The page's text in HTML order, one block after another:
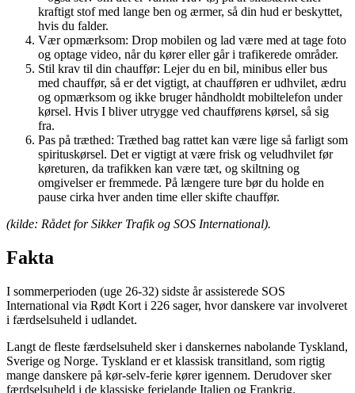
kraftigt stof med lange ben og ærmer, så din hud er beskyttet,
hvis du falder.
Vær opmærksom: Drop mobilen og lad være med at tage foto
og optage video, når du kører eller går i trafikerede områder.
Stil krav til din chauffør: Lejer du en bil, minibus eller bus
med chauffør, så er det vigtigt, at chaufføren er udhvilet, ædru
og opmærksom og ikke bruger håndholdt mobiltelefon under
kørsel. Hvis I bliver utrygge ved chaufførens kørsel, så sig
fra.
Pas på træthed: Træthed bag rattet kan være lige så farligt som
spirituskørsel. Det er vigtigt at være frisk og veludhvilet før
køreturen, da trafikken kan være tæt, og skiltning og
omgivelser er fremmede. På længere ture bør du holde en
pause cirka hver anden time eller skifte chauffør.
(kilde: Rådet for Sikker Trafik og SOS International).
Fakta
I sommerperioden (uge 26-32) sidste år assisterede SOS
International via Rødt Kort i 226 sager, hvor danskere var involveret
i færdselsuheld i udlandet.
Langt de fleste færdselsuheld sker i danskernes nabolande Tyskland,
Sverige og Norge. Tyskland er et klassisk transitland, som rigtig
mange danskere på kør-selv-ferie kører igennem. Derudover sker
færdselsuheld i de klassiske ferielande Italien og Frankrig.